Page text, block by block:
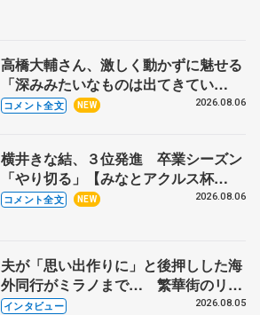
高橋大輔さん、激しく動かずに魅せる
「深みみたいなものは出てきてい
る？」 〝兄さん〟と慕うレジェンド
コメント全文 NEW 2026.08.06
横井きな結、３位発進 卒業シーズン
「やり切る」【みなとアクルス杯
SP】
コメント全文 NEW 2026.08.06
夫が「思い出作りに」と後押しした海
外同行がミラノまで… 繁華街のリン
クでは不良のお兄さんも味方に 小林
インタビュー 2026.08.05